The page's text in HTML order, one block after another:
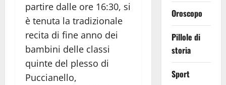
partire dalle ore 16:30, si
è tenuta la tradizionale
recita di fine anno dei
bambini delle classi
quinte del plesso di
Puccianello,
Oroscopo
Pillole di
storia
Sport